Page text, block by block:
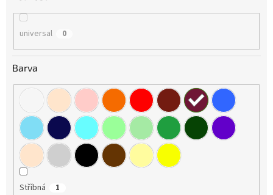
universal 0
Barva
Stříbná 1